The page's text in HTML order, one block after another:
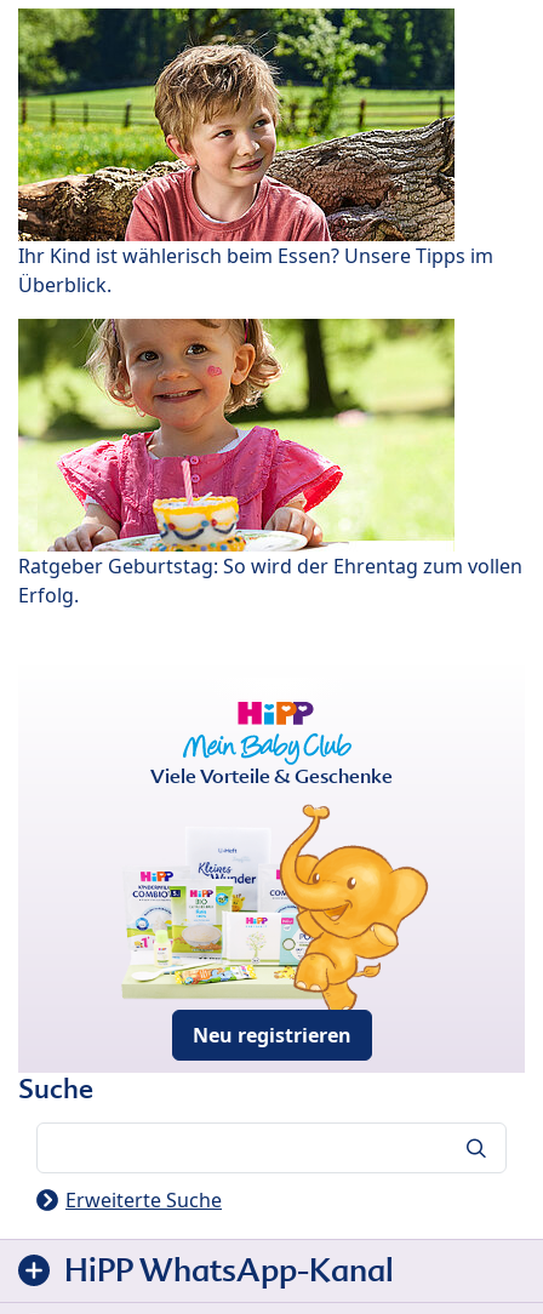
Ihr Kind ist wählerisch beim Essen? Unsere Tipps im
Überblick.
Ratgeber Geburtstag: So wird der Ehrentag zum vollen
Erfolg.
Viele Vorteile & Geschenke
Neu registrieren
Suche
Erweiterte Suche
HiPP WhatsApp-Kanal